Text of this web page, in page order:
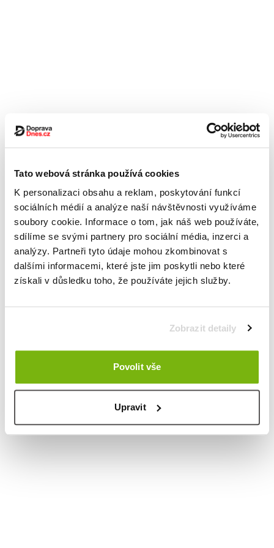
Tato webová stránka používá cookies
K personalizaci obsahu a reklam, poskytování funkcí
sociálních médií a analýze naší návštěvnosti využíváme
soubory cookie. Informace o tom, jak náš web používáte,
sdílíme se svými partnery pro sociální média, inzerci a
analýzy. Partneři tyto údaje mohou zkombinovat s
dalšími informacemi, které jste jim poskytli nebo které
získali v důsledku toho, že používáte jejich služby.
Zobrazit detaily
Povolit vše
Upravit